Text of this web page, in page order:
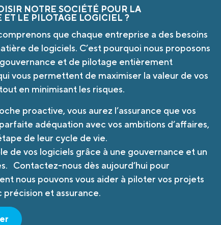
NOTRE SOCIÉTÉ POUR LA
ET LE PILOTAGE LOGICIEL ?
que chaque entreprise a des besoins
de logiciels. C’est pourquoi nous proposons
et de pilotage entièrement
vous permettent de maximiser la valeur de vos
en minimisant les risques.
proactive, vous aurez l’assurance que vos
adéquation avec vos ambitions d’affaires,
de leur cycle de vie.
de vos logiciels grâce à une gouvernance et un
Contactez-nous dès aujourd’hui pour
nous pouvons vous aider à piloter vos projets
précision et assurance.